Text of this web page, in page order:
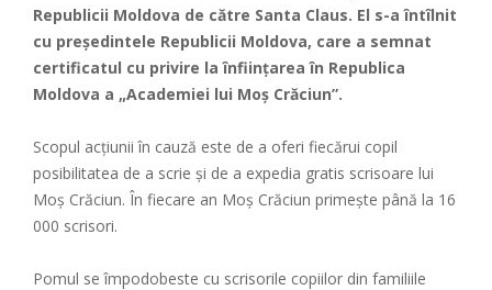
Republicii Moldova de către Santa Claus. El s-a întîlnit
cu preşedintele Republicii Moldova, care a semnat
certificatul cu privire la înfiinţarea în Republica
Moldova a „Academiei lui Moş Crăciun”.
Scopul acţiunii în cauză este de a oferi fiecărui copil
posibilitatea de a scrie şi de a expedia gratis scrisoare lui
Moş Crăciun. În fiecare an Moș Crăciun primește până la 16
000 scrisori.
Pomul se împodobeste cu scrisorile copiilor din familiile